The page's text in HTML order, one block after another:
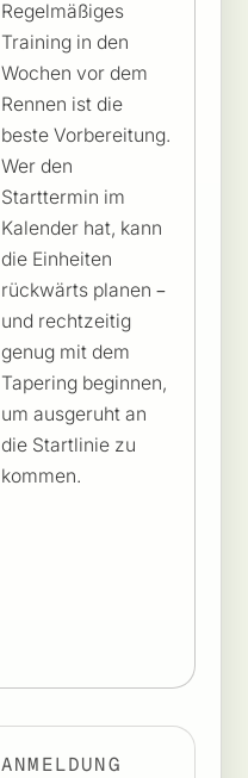
Regelmäßiges
Training in den
Wochen vor dem
Rennen ist die
beste Vorbereitung.
Wer den
Starttermin im
Kalender hat, kann
die Einheiten
rückwärts planen –
und rechtzeitig
genug mit dem
Tapering beginnen,
um ausgeruht an
die Startlinie zu
kommen.
ANMELDUNG